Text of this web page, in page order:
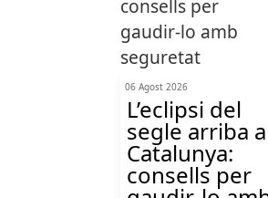
06 Agost 2026
L’eclipsi del
segle arriba a
Catalunya:
consells per